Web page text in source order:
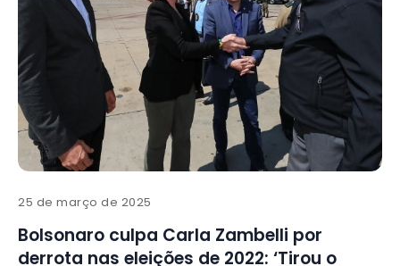
25 de março de 2025
Bolsonaro culpa Carla Zambelli por
derrota nas eleições de 2022: ‘Tirou o